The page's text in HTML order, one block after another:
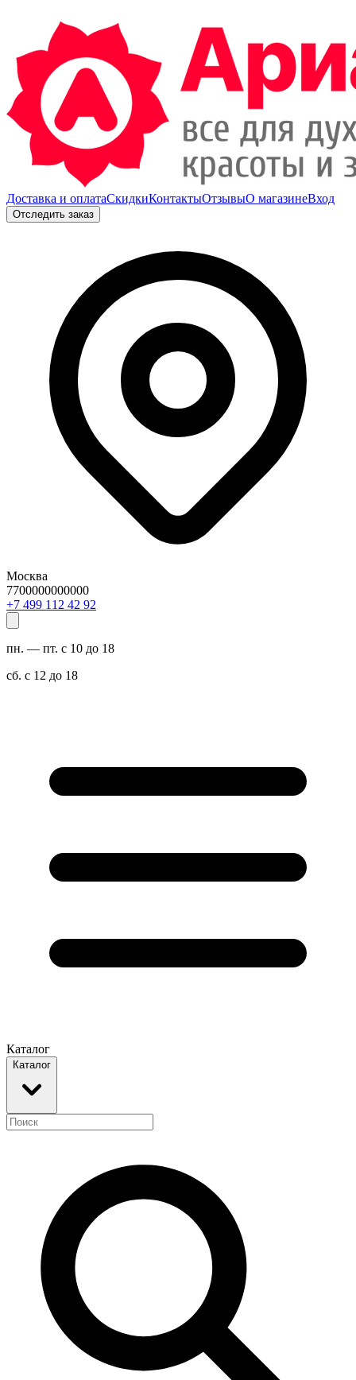
Доставка и оплатаСкидкиКонтактыОтзывыО магазинеВход
Отследить заказ
Москва
7700000000000
29 24 211 994 7+
пн. — пт. с 10 до 18
сб. с 12 до 18
Каталог
Каталог